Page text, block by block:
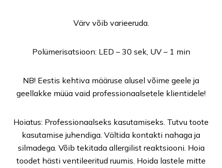
Värv võib varieeruda.
Polümerisatsioon: LED – 30 sek, UV – 1 min
NB! Eestis kehtiva määruse alusel võime geele ja
geellakke müüa vaid professionaalsetele klientidele!
Hoiatus: Professionaalseks kasutamiseks. Tutvu toote
kasutamise juhendiga. Vältida kontakti nahaga ja
silmadega. Võib tekitada allergilist reaktsiooni. Hoia
toodet hästi ventileeritud ruumis. Hoida lastele mitte